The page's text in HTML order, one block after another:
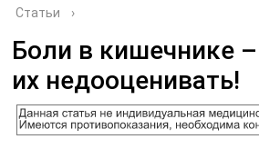
Статьи ›
Боли в кишечнике
их недооценивать!